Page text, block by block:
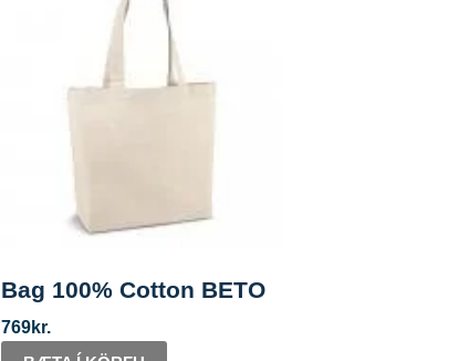
Bag 100% Cotton BETO
769kr.